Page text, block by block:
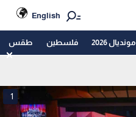
English
مونديال 2026 فلسطين طقس
1